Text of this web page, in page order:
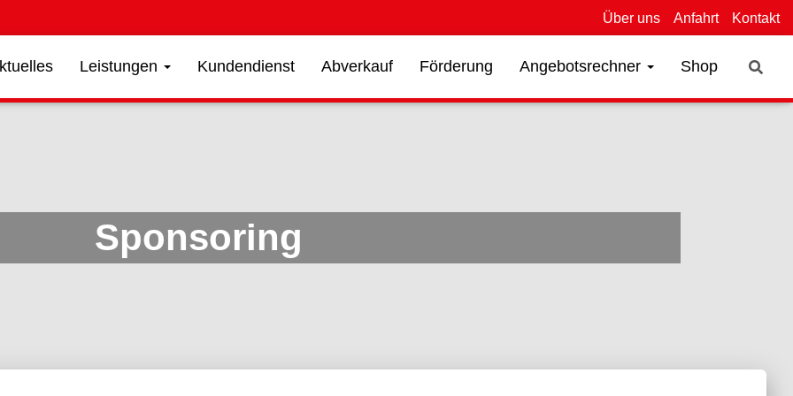
Über uns Anfahrt Kontakt
Leistungen Kundendienst Abverkauf Förderung Angebotsrechner Shop
Sponsoring